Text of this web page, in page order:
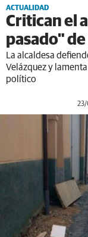
ACTUALIDAD
Critican el
pasado"
La alcaldesa
Velázquez y
político